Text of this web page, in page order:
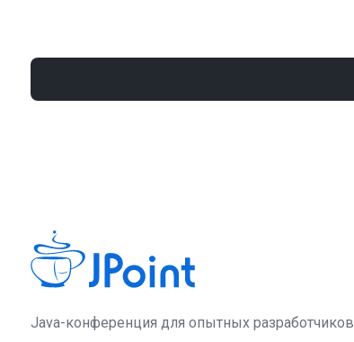
Java-конференция для опытных разработчиков